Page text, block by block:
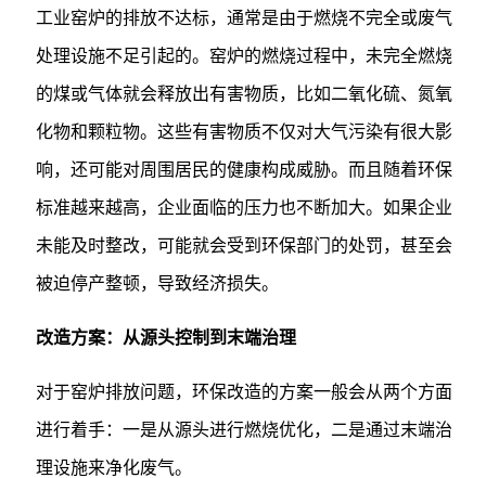
工业窑炉的排放不达标，通常是由于燃烧不完全或废气
处理设施不足引起的。窑炉的燃烧过程中，未完全燃烧
的煤或气体就会释放出有害物质，比如二氧化硫、氮氧
化物和颗粒物。这些有害物质不仅对大气污染有很大影
响，还可能对周围居民的健康构成威胁。而且随着环保
标准越来越高，企业面临的压力也不断加大。如果企业
未能及时整改，可能就会受到环保部门的处罚，甚至会
被迫停产整顿，导致经济损失。
改造方案：从源头控制到末端治理
对于窑炉排放问题，环保改造的方案一般会从两个方面
进行着手：一是从源头进行燃烧优化，二是通过末端治
理设施来净化废气。